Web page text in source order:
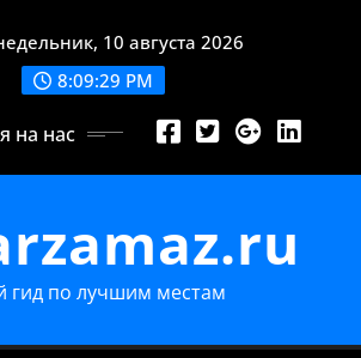
10 августа 2026
8:09:30 PM
на нас
гид по лучшим местам